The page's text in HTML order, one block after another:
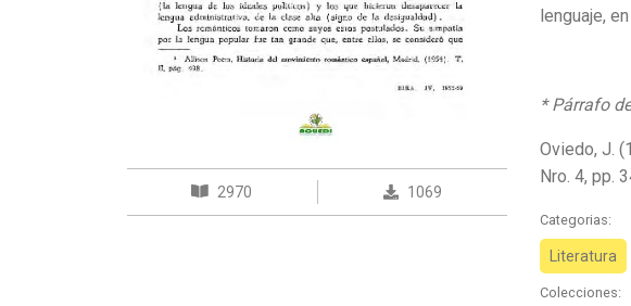
2970 1069
lenguaje,
* Párrafo
Oviedo, J.
Nro. 4, pp.
Categorias:
Literatura
Colecciones: